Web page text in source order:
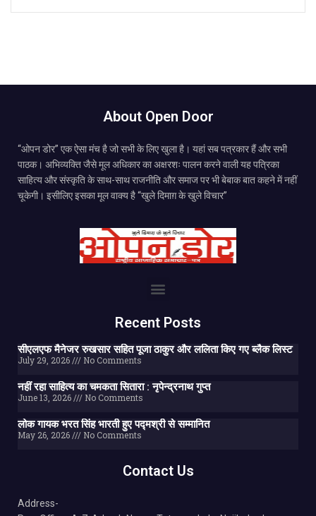
About Open Door
“ओपन डोर” एक ऐसा मंच है जो सभी के लिए खुला है। यहां सब पत्रकार हैं और सभी
पाठक। अभिव्यक्ति जैसे मूल अधिकार का अक्षरशः पालन करने वाली यह पत्रिका
साहित्य और संस्कृति के साथ-साथ राजनीति और समाज पर भी बेबाक बात कहने में नहीं
चूकेगी। इसीलिए इसका मूल वाक्य है “खुले दिमाग़ के खुले विचार”
Recent Posts
सीएलएफ मैनेजर रुखसार सहित पूजा ठाकुर और ललिता किए गए ब्लैक लिस्ट
July 29, 2026 No Comments
नहीं रहा साहित्य का चमकता सितारा : नृपेन्द्रनाथ गुप्त
June 13, 2026 No Comments
लोक गायक भरत सिंह भारती हुए पद्मश्री से सम्मानित
May 26, 2026 No Comments
Contact Us
Address-